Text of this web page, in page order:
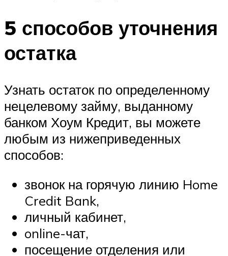
5 способов уточнения
остатка
Узнать остаток по определенному
нецелевому займу, выданному
банком Хоум Кредит, вы можете
любым из нижеприведенных
способов:
звонок на горячую линию Home
Credit Bank,
личный кабинет,
online-чат,
посещение отделения или